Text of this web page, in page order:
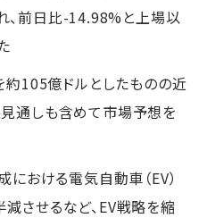
、前日比-14.98%と上場以
105億ドルとしたものの近
通しも含めて市場予想を
おける電気自動車（EV）
させるなど、EV戦略を縮